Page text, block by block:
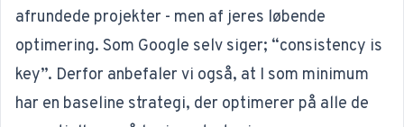
afrundede projekter - men af jeres løbende
optimering. Som Google selv siger; “consistency is
key”. Derfor anbefaler vi også, at I som minimum
har en baseline strategi, der optimerer på alle de